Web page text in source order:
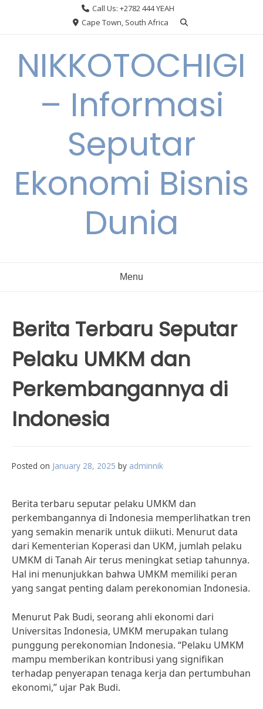
Call Us: +2782 444 YEAH
Cape Town, South Africa
NIKKOTOCHIGI
– Informasi
Seputar
Ekonomi Bisnis
Dunia
Menu
Berita Terbaru Seputar
Pelaku UMKM dan
Perkembangannya di
Indonesia
Posted on January 28, 2025 by adminnik
Berita terbaru seputar pelaku UMKM dan
perkembangannya di Indonesia memperlihatkan tren
yang semakin menarik untuk diikuti. Menurut data
dari Kementerian Koperasi dan UKM, jumlah pelaku
UMKM di Tanah Air terus meningkat setiap tahunnya.
Hal ini menunjukkan bahwa UMKM memiliki peran
yang sangat penting dalam perekonomian Indonesia.
Menurut Pak Budi, seorang ahli ekonomi dari
Universitas Indonesia, UMKM merupakan tulang
punggung perekonomian Indonesia. “Pelaku UMKM
mampu memberikan kontribusi yang signifikan
terhadap penyerapan tenaga kerja dan pertumbuhan
ekonomi,” ujar Pak Budi.